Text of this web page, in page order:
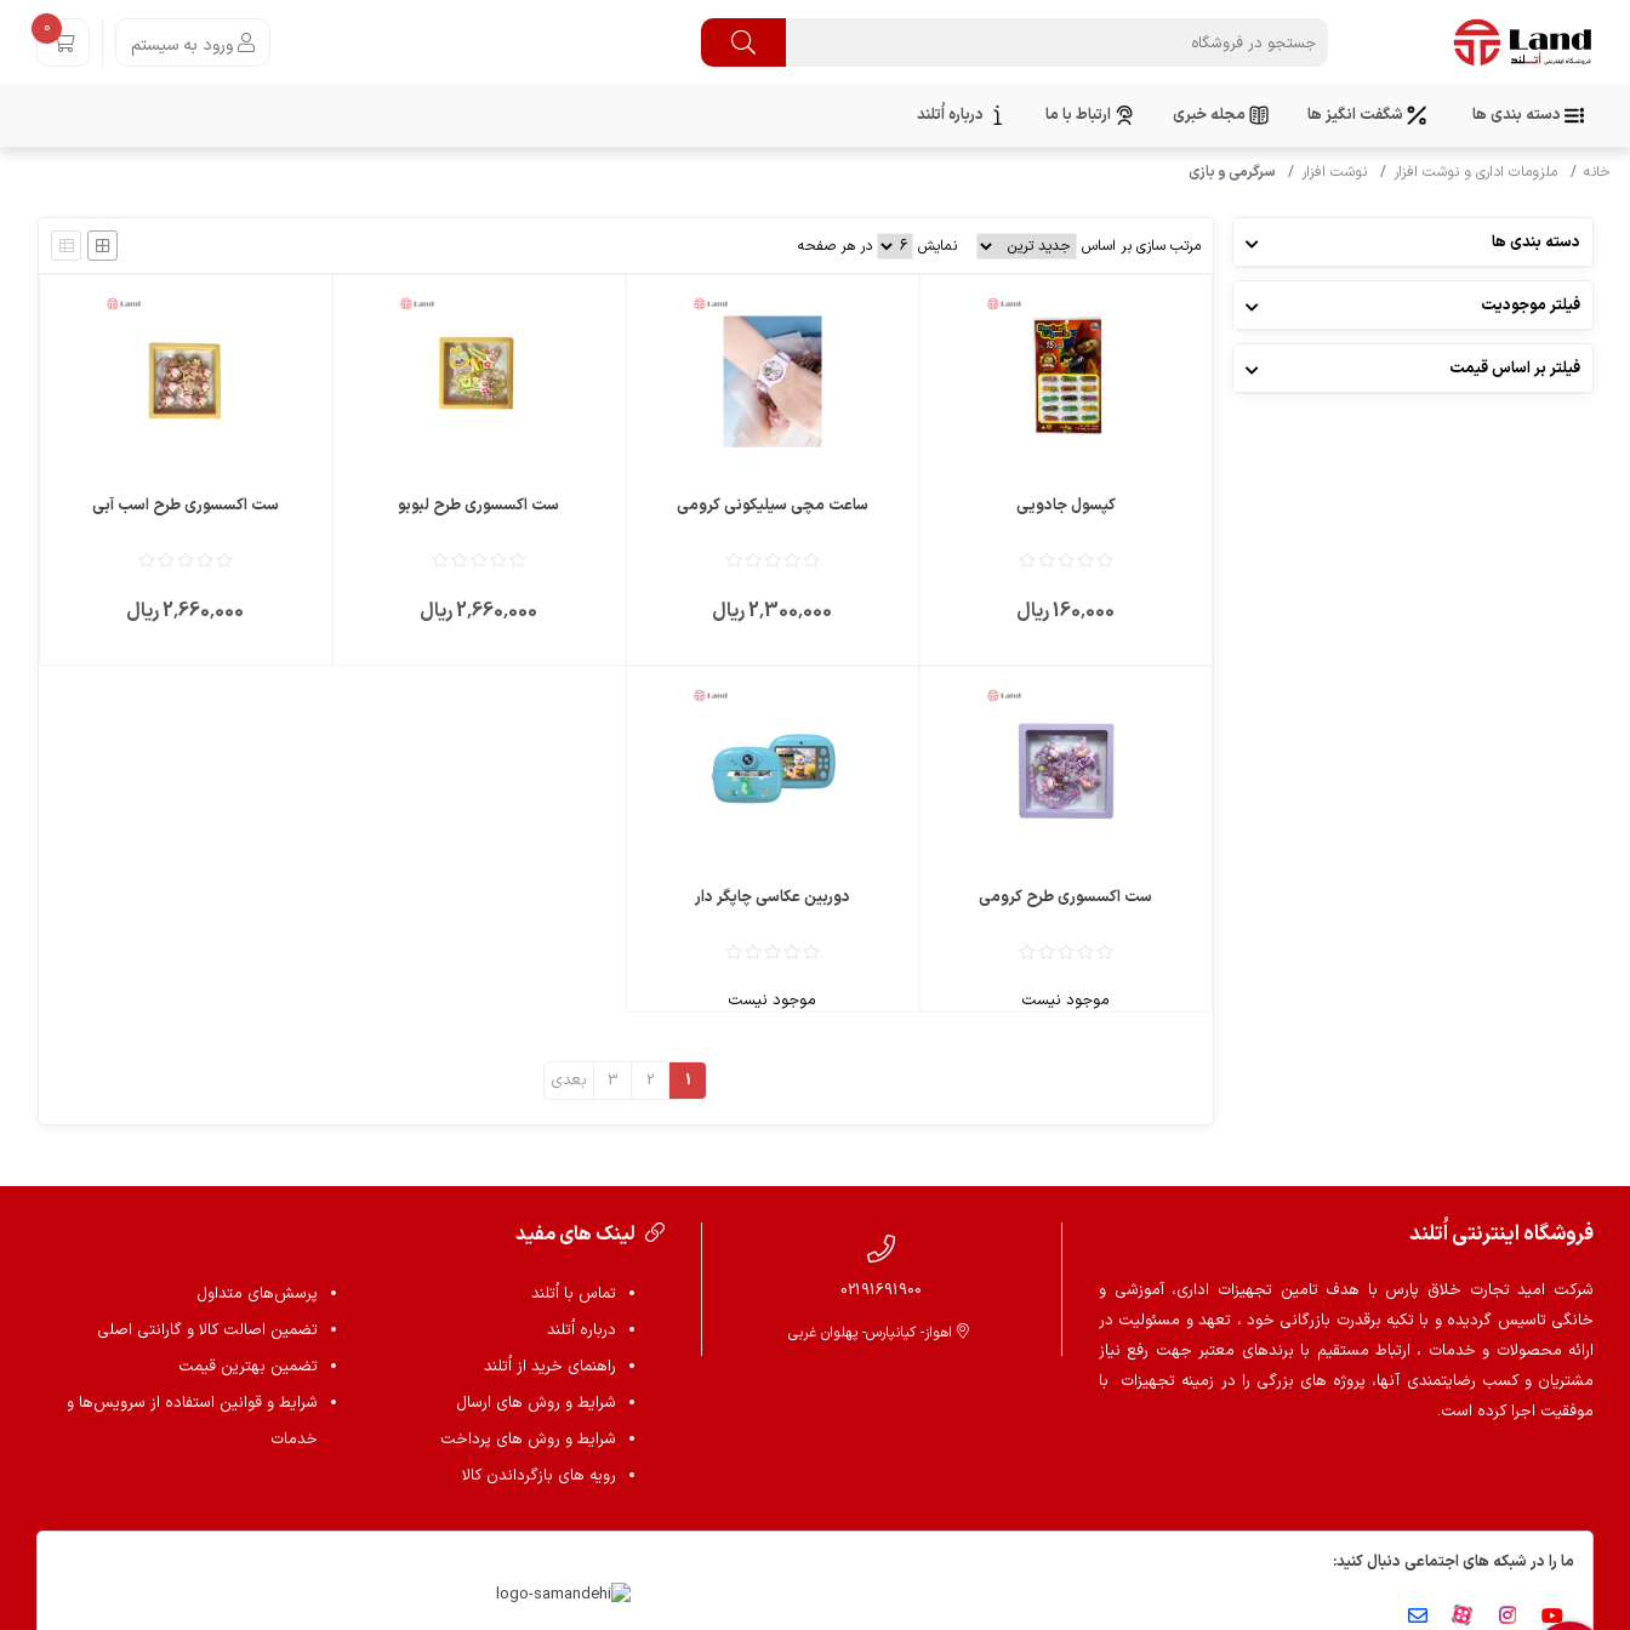
ورود به سیستم
0
دسته بندی ها شگفت انگیز ها مجله خبری ارتباط با ما درباره اُتلند
خانه ملزومات اداری و نوشت افزار نوشت افزار سرگرمی و بازی
دسته بندی ها
فیلتر موجودیت
فیلتر بر اساس قیمت
مرتب سازی بر اساس نمایش در هر صفحه
کپسول جادویی
160٬000 ریال
ساعت مچی سیلیکونی کرومی
2٬300٬000 ریال
ست اکسسوری طرح لبوبو
2٬660٬000 ریال
ست اکسسوری طرح اسب آبی
2٬660٬000 ریال
ست اکسسوری طرح کرومی
موجود نیست
دوربین عکاسی چاپگر دار
موجود نیست
1
2
3 بعدی
فروشگاه اینترنتی اُتلند
شرکت امید تجارت خلاق پارس با هدف تامین تجهیزات اداری، آموزشی و
خانگی تاسیس گردیده و با تکیه برقدرت بازرگانی خود ، تعهد و مسئولیت در
ارائه محصولات و خدمات ، ارتباط مستقیم با برندهای معتبر جهت رفع نیاز
مشتریان و کسب رضایتمندی آنها، پروژه های بزرگی را در زمینه تجهیزات با
موفقیت اجرا کرده است.
02191691900
اهواز- کیانپارس- پهلوان غربی
لینک های مفید
تماس با اُتلند
درباره اُتلند
راهنمای خرید از اُتلند
شرایط و روش های ارسال
شرایط و روش های پرداخت
رویه های بازگرداندن کالا
پرسش‌های متداول
تضمین اصالت کالا و گارانتی اصلی
تضمین بهترین قیمت
شرایط و قوانین استفاده از سرویس‌ها و
خدمات
ما را در شبکه های اجتماعی دنبال کنید: